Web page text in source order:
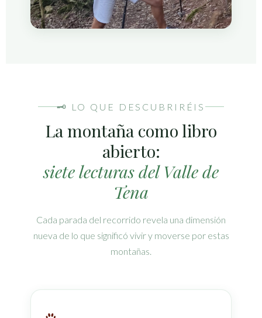
🗝 LO QUE DESCUBRIRÉIS
La montaña como libro
abierto:
siete lecturas del Valle de
Tena
Cada parada del recorrido revela una dimensión
nueva de lo que significó vivir y moverse por estas
montañas.